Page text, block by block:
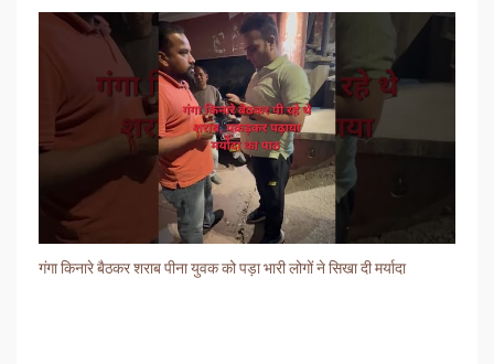
गंगा किनारे बैठकर शराब पीना युवक को पड़ा भारी लोगों ने सिखा दी मर्यादा